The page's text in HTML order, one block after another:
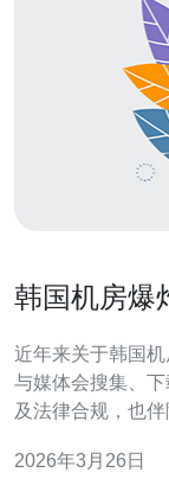
韩国机房爆
近年来关于韩国
与媒体会搜集、
及法律合规，也
或危害公共秩序的
2026年3月26日